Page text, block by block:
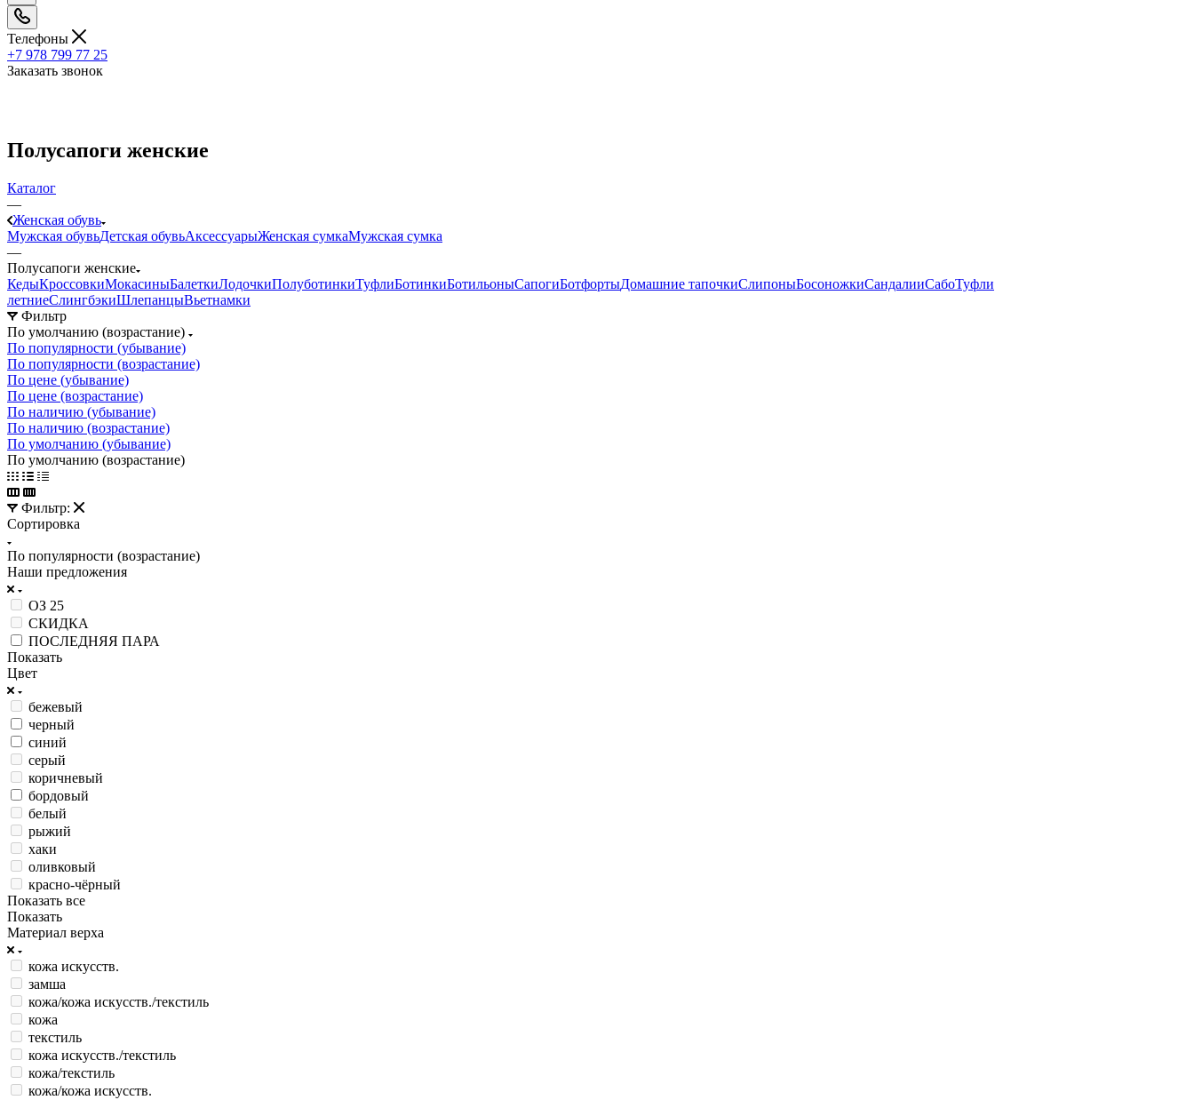
Телефоны
+7 978 799 77 25
Заказать звонок
Полусапоги женские
Каталог
—
Женская обувь
Мужская обувьДетская обувьАксессуарыЖенская сумкаМужская сумка
—
Полусапоги женские
КедыКроссовкиМокасиныБалеткиЛодочкиПолуботинкиТуфлиБотинкиБотильоныСапогиБотфортыДомашние тапочкиСлипоныБосоножкиСандалииСабоТуфли
летниеСлингбэкиШлепанцыВьетнамки
Фильтр
По умолчанию (возрастание)
По популярности (убывание)
По популярности (возрастание)
По цене (убывание)
По цене (возрастание)
По наличию (убывание)
По наличию (возрастание)
По умолчанию (убывание)
По умолчанию (возрастание)
Фильтр:
Сортировка
По популярности (возрастание)
Наши предложения
ОЗ 25
СКИДКА
ПОСЛЕДНЯЯ ПАРА
Показать
Цвет
бежевый
черный
синий
серый
коричневый
бордовый
белый
рыжий
хаки
оливковый
красно-чёрный
Показать все
Показать
Материал верха
кожа искусств.
замша
кожа/кожа искусств./текстиль
кожа
текстиль
кожа искусств./текстиль
кожа/текстиль
кожа/кожа искусств.